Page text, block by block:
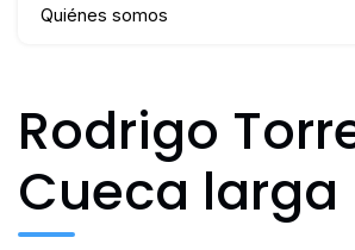
Quiénes somos
Agenda Cultural
Archivo Fotográfico y Documental
Rodrigo
Cueca larga